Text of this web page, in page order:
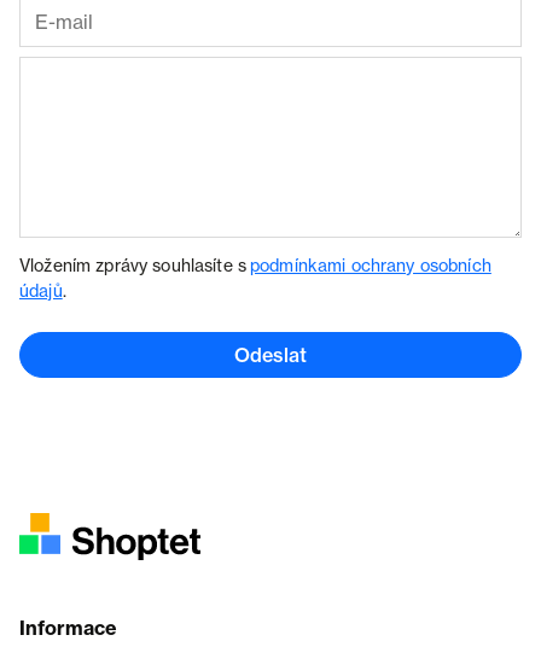
Vložením zprávy souhlasíte spodmínkami ochrany osobních
údajů.
Odeslat
Informace